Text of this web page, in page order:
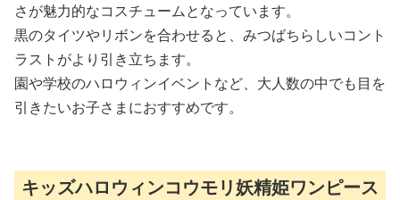
さが魅力的なコスチュームとなっています。
黒のタイツやリボンを合わせると、みつばちらしいコント
ラストがより引き立ちます。
園や学校のハロウィンイベントなど、大人数の中でも目を
引きたいお子さまにおすすめです。
キッズハロウィンコウモリ妖精姫ワンピース